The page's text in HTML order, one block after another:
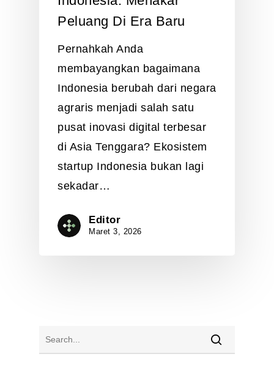
Peluang Di Era Baru
Pernahkah Anda
membayangkan bagaimana
Indonesia berubah dari negara
agraris menjadi salah satu
pusat inovasi digital terbesar
di Asia Tenggara? Ekosistem
startup Indonesia bukan lagi
sekadar…
Editor
Maret 3, 2026